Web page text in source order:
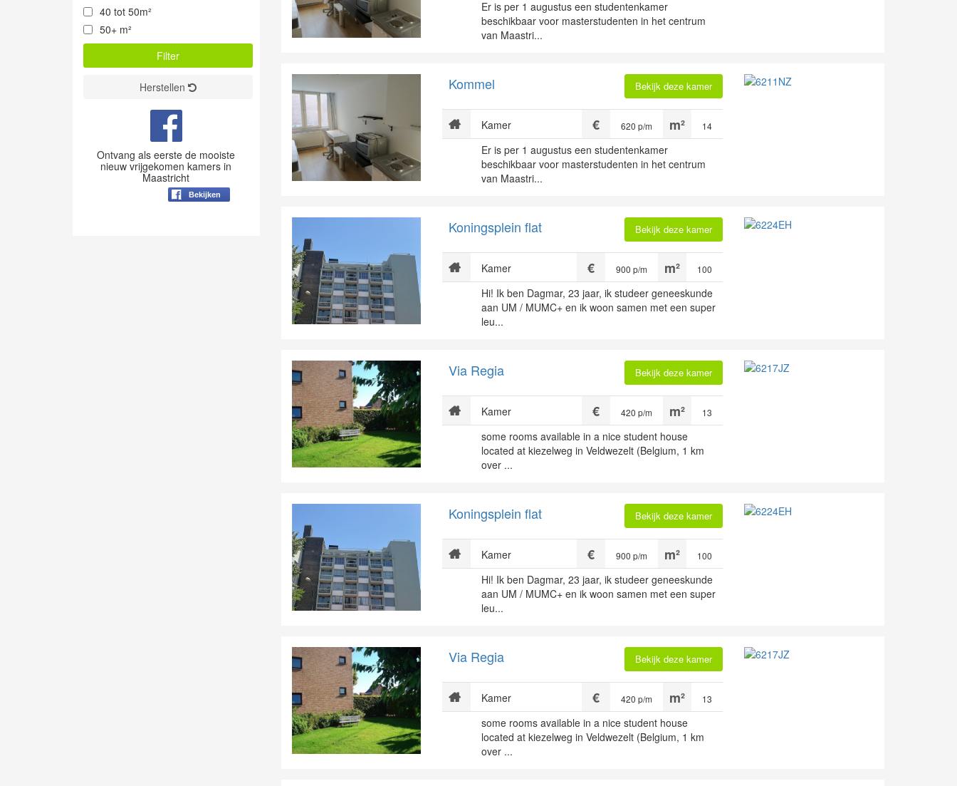
40 tot 50m²
50+ m²
Herstellen
Ontvang als eerste de mooiste
nieuw vrijgekomen kamers in
Maastricht
Bekijken
Er is per 1 augustus een studentenkamer
beschikbaar voor masterstudenten in het centrum
van Maastri...
Kommel Bekijk deze kamer
Kamer 14
620 p/m
Er is per 1 augustus een studentenkamer
beschikbaar voor masterstudenten in het centrum
van Maastri...
Koningsplein flat Bekijk deze kamer
Kamer 100
900 p/m
Hi! Ik ben Dagmar, 23 jaar, ik studeer geneeskunde
aan UM / MUMC+ en ik woon samen met een super
leu...
Via Regia Bekijk deze kamer
Kamer 13
420 p/m
some rooms available in a nice student house
located at kiezelweg in Veldwezelt (Belgium, 1 km
over ...
Koningsplein flat Bekijk deze kamer
Kamer 100
900 p/m
Hi! Ik ben Dagmar, 23 jaar, ik studeer geneeskunde
aan UM / MUMC+ en ik woon samen met een super
leu...
Via Regia Bekijk deze kamer
Kamer 13
420 p/m
some rooms available in a nice student house
located at kiezelweg in Veldwezelt (Belgium, 1 km
over ...